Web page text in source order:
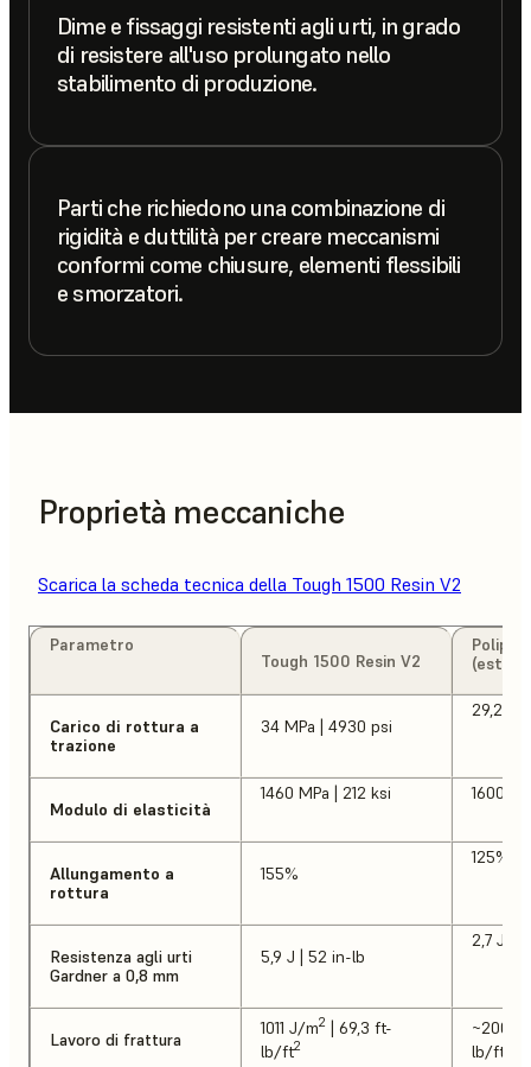
Dime e fissaggi resistenti agli urti, in grado
di resistere all'uso prolungato nello
stabilimento di produzione.
Parti che richiedono una combinazione di
rigidità e duttilità per creare meccanismi
conformi come chiusure, elementi flessibili
e smorzatori.
Proprietà meccaniche
Scarica la scheda tecnica della Tough 1500 Resin V2
Parametro
Tough 1500 Resin V2
Carico di rottura a
trazione
34 MPa | 4930 psi
29,2
Modulo di elasticità
1460 MPa | 212 ksi 1600
Allungamento a
rottura
155%
125%
Resistenza agli urti
Gardner a 0,8 mm
5,9 J | 52 in-lb
2,7 J |
Lavoro di frattura
1011 J/m2 | 69,3 ft-
lb/ft2
~2000
lb/ft